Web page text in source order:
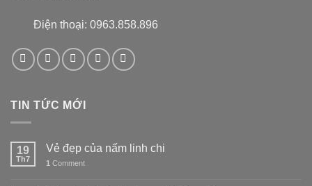
Điện thoại: 0963.858.896
TIN TỨC MỚI
19
Th7
Vẻ đẹp của nấm linh chi
1 Comment